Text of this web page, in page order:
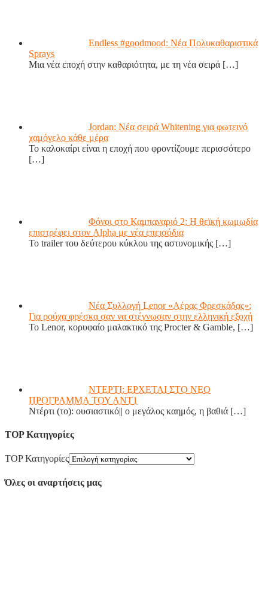
Endless #goodmood: Νέα Πολυκαθαριστικά
Sprays
Μια νέα εποχή στην καθαριότητα, με τη νέα σειρά […]
Jordan: Νέα σειρά Whitening για φωτεινό
χαμόγελο κάθε μέρα
Το καλοκαίρι είναι η εποχή που φροντίζουμε περισσότερο
[…]
Φόνοι στο Καμπαναριό 2: Η θεϊκή κωμωδία
επιστρέφει στον Alpha με νέα επεισόδια
Το trailer του δεύτερου κύκλου της αστυνομικής […]
Νέα Συλλογή Lenor «Αέρας Φρεσκάδας»:
Για ρούχα φρέσκα σαν να στέγνωσαν στην ελληνική εξοχή
Το Lenor, κορυφαίο μαλακτικό της Procter & Gamble, […]
ΝΤΕΡΤΙ: ΕΡΧΕΤΑΙ ΣΤΟ ΝΕΟ
ΠΡΟΓΡΑΜΜΑ ΤΟΥ ΑΝΤ1
Ντέρτι (το): ουσιαστικό|| ο μεγάλος καημός, η βαθιά […]
TOP Κατηγορίες
TOP Κατηγορίες
Όλες οι αναρτήσεις μας